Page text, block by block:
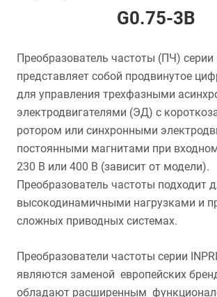
G0.75-3B
Преобразователь частоты (ПЧ) серии
представляет собой продвинутое
для управления трехфазными
электродвигателями (ЭД) с
ротором или синхронными
постоянными магнитами при
230 В или 400 В (зависит от модели).
Преобразователь частоты подходит
высокодинамичными нагрузками и
сложных приводных системах.
Преобразователи частоты серии
являются заменой европейских
обладают расширенным